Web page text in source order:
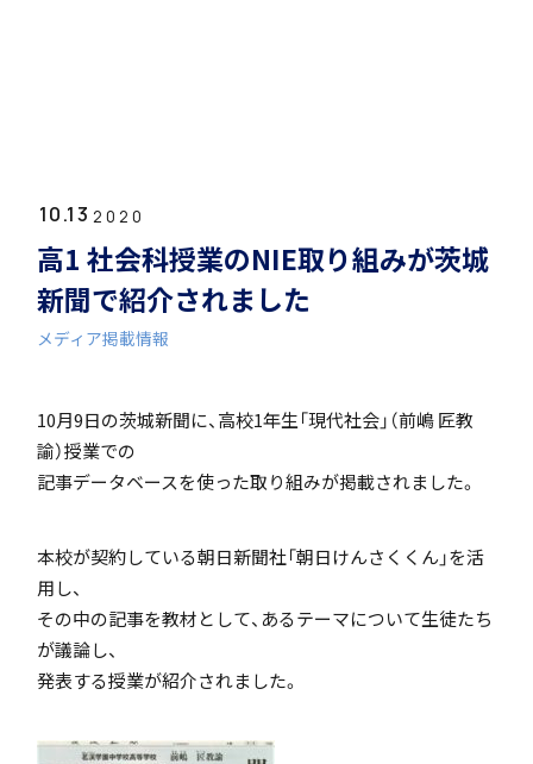
10.13 2020
高1 社会科授業のNIE取り組みが茨城
新聞で紹介されました
メディア掲載情報
10月9日の茨城新聞に、高校1年生「現代社会」（前嶋 匠教
諭）授業での
記事データベースを使った取り組みが掲載されました。
本校が契約している朝日新聞社「朝日けんさくくん」を活
用し、
その中の記事を教材として、あるテーマについて生徒たち
が議論し、
発表する授業が紹介されました。
学校長挨拶
「SDGs」の取り組みについて
いじめ防止基本方針